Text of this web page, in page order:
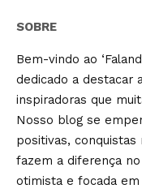
SOBRE
Bem-vindo ao
dedicado a destacar
inspiradoras que
Nosso blog se
positivas,
fazem a diferença
otimista e focada